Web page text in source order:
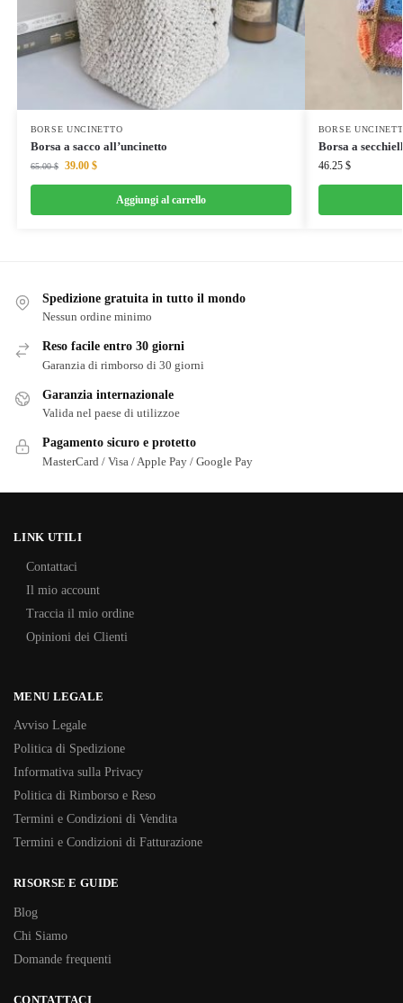
BORSE UNCINETTO
Borsa a sacco all’uncinetto
65.00$ 39.00 $
Aggiungi al carrello
BORSE
Borsa a
46.25 $
Spedizione gratuita in tutto il mondo
Nessun ordine minimo
Reso facile entro 30 giorni
Garanzia di rimborso di 30 giorni
Garanzia internazionale
Valida nel paese di utilizzoe
Pagamento sicuro e protetto
MasterCard / Visa / Apple Pay / Google Pay
LINK UTILI
Contattaci
Il mio account
Traccia il mio ordine
Opinioni dei Clienti
MENU LEGALE
Avviso Legale
Politica di Spedizione
Informativa sulla Privacy
Politica di Rimborso e Reso
Termini e Condizioni di Vendita
Termini e Condizioni di Fatturazione
RISORSE E GUIDE
Blog
Chi Siamo
Domande frequenti
CONTATTACI